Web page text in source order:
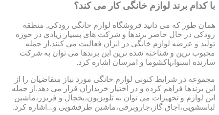
با کدام برند لوازم خانگی کار می کند؟
همان طور که می دانید فروشگاه لوازم خانگی رودکی, منطقه
رودکی در حال حاضر برندها و شرکت های بسیار زیادی در حوزه
تولید و عرضه لوازم خانگی در ایران فعالیت می کنند.از جمله
محبوب ترین و شناخته شده ترین این برندها می توان به شرکت
سازنده اسنوا،پاکشوما و امرسان اشاره کرد.
مجموعه در شرایط کنونی لوازم خانگی مورد نیاز متقاضیان را از
این برندها فراهم کرده و در اختیار خریداران قرار می دهد.از جمله
این لوازم و تجهیزات می توان به تلویزیون،یخچال و فریزر،ماشین
لباسشویی،اجاق گاز،جاروبرقی،ماشین ظرفشویی و...اشاره کرد.